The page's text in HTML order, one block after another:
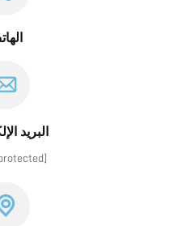
البريد
[email protected]